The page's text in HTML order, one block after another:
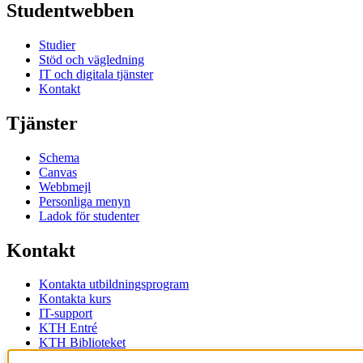
Studentwebben
Studier
Stöd och vägledning
IT och digitala tjänster
Kontakt
Tjänster
Schema
Canvas
Webbmejl
Personliga menyn
Ladok för studenter
Kontakt
Kontakta utbildningsprogram
Kontakta kurs
IT-support
KTH Entré
KTH Biblioteket